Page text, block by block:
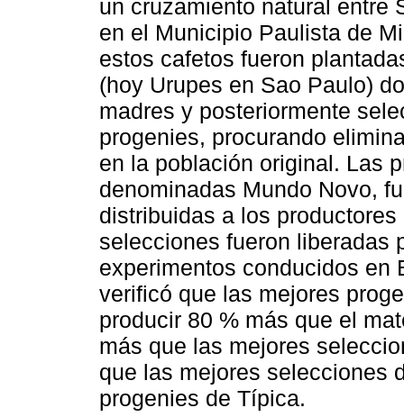
un cruzamiento natural entre
en el Municipio Paulista de
estos cafetos fueron
(hoy Urupes en Sao Paulo)
madres y posteriormente
progenies, procurando
en la población original. Las
denominadas Mundo Novo,
distribuidas a los
selecciones fueron liberadas
experimentos conducidos en
verificó que las mejores
producir 80 % más que el
más que las mejores
que las mejores selecciones
progenies de Típica.